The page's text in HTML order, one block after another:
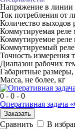
Напряжение в линии
Ток потребления от
Количество выходов
Коммутируемая
Коммутируемое
Коммутируемый
Точность измерения
Диапазон рабочих
Габаритные
Масса, не более, кг
0 - 0 - 0
Оперативная задача
Заказать
Сравнить
В